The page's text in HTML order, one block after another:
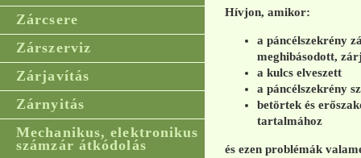
Zárcsere
Zárszerviz
Zárjavítás
Zárnyitás
Mechanikus, elektronikus
számzár átkódolás
Hívjon, amikor:
a páncélszekrény
meghibásodott,
a kulcs elveszett
a páncélszekrény
betörtek és
tartalmához
és ezen problémák